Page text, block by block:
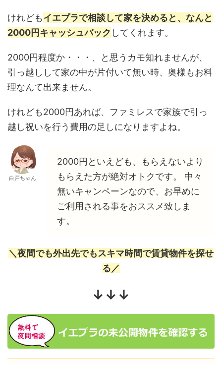
けれどもイエプラで相談して家を決めると、なんと
2000円キャッシュバック してくれます。
2000円程度か・・・、と思うカモ知れませんが、
引っ越しして家の中が片付いて無い時、奥様もお料
理なんて出来ません。
けれども2000円あれば、ファミレスで家族で引っ
越し祝いを行う費用の足しになりますよね。
白戸ちゃん
2000円といえども、もらえないより
もらえた方が絶対オトクです。 中々
無いキャンペーンなので、お早めに
ご利用される事をおススメ致しま
す。
＼夜間でも外出先でもスキマ時間で賃貸物件を探せ
る／
↓↓↓